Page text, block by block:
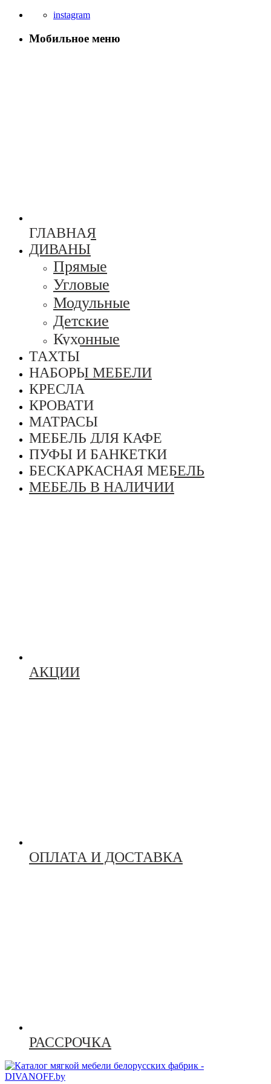
instagram
Мобильное меню
ГЛАВНАЯ
ДИВАНЫ
Прямые
Угловые
Модульные
Детские
Кухонные
ТАХТЫ
НАБОРЫ МЕБЕЛИ
КРЕСЛА
КРОВАТИ
МАТРАСЫ
МЕБЕЛЬ ДЛЯ КАФЕ
ПУФЫ И БАНКЕТКИ
БЕСКАРКАСНАЯ МЕБЕЛЬ
МЕБЕЛЬ В НАЛИЧИИ
АКЦИИ
ОПЛАТА И ДОСТАВКА
РАССРОЧКА